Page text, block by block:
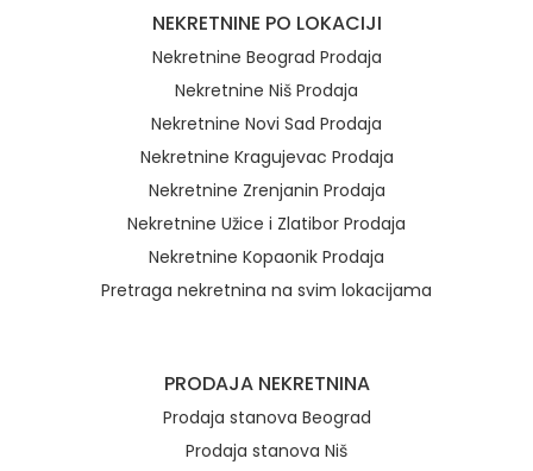
NEKRETNINE PO LOKACIJI
Nekretnine Beograd Prodaja
Nekretnine Niš Prodaja
Nekretnine Novi Sad Prodaja
Nekretnine Kragujevac Prodaja
Nekretnine Zrenjanin Prodaja
Nekretnine Užice i Zlatibor Prodaja
Nekretnine Kopaonik Prodaja
Pretraga nekretnina na svim lokacijama
PRODAJA NEKRETNINA
Prodaja stanova Beograd
Prodaja stanova Niš